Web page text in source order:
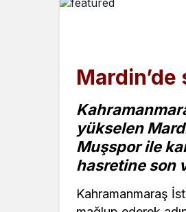
Mardin’de
yükselen
Muşspor ile
hasretine son
Kahramanmaraş